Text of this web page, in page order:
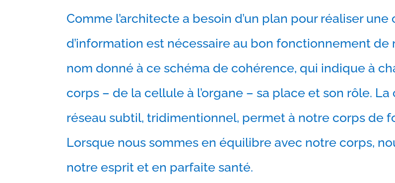
Comme l’architecte a besoin d’un plan pour réaliser
d’information est nécessaire au bon fonctionnement de
nom donné à ce schéma de cohérence, qui indique à
corps – de la cellule à l’organe – sa place et son rôle.
réseau subtil, tridimentionnel, permet à notre corps de
Lorsque nous sommes en équilibre avec notre corps,
notre esprit et en parfaite santé.